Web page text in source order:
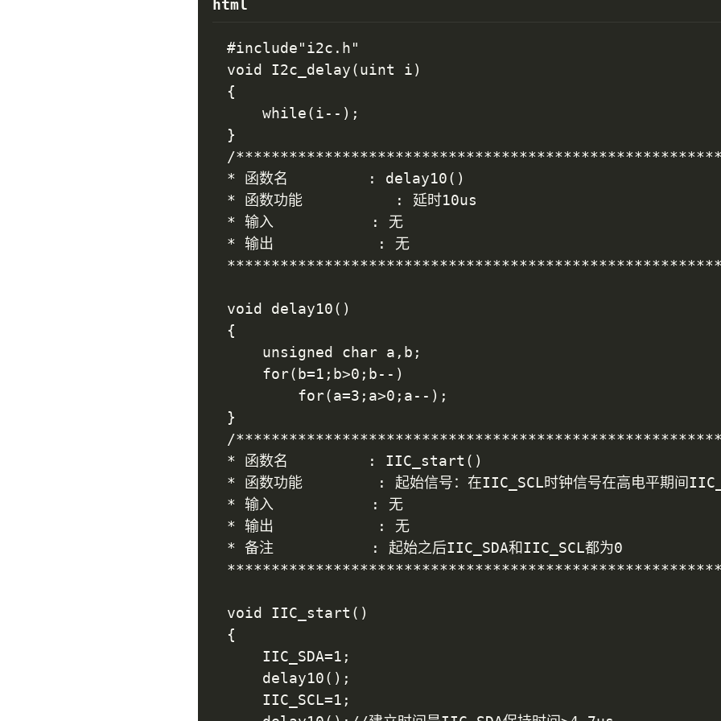
html
#include"i2c.h"
void I2c_delay(uint i)
{
}
/
* 函数名         : delay10()
* 函数功能		   : 延时10us
* 输入           : 无
* 输出         	 : 无
void delay10()
{
}
/
* 函数名         : IIC_start()
* 函数功能		 : 起始信号：在IIC_SCL时钟信号在高电平期间IIC_SDA信号产生一个下降沿
* 输入           : 无
* 输出         	 : 无
* 备注           : 起始之后IIC_SDA和IIC_SCL都为0
void IIC_start()
{